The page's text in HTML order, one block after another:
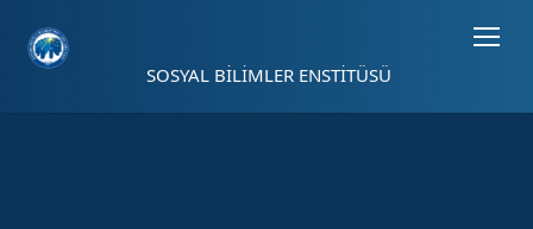
SOSYAL BİLİMLER ENSTİTÜSÜ